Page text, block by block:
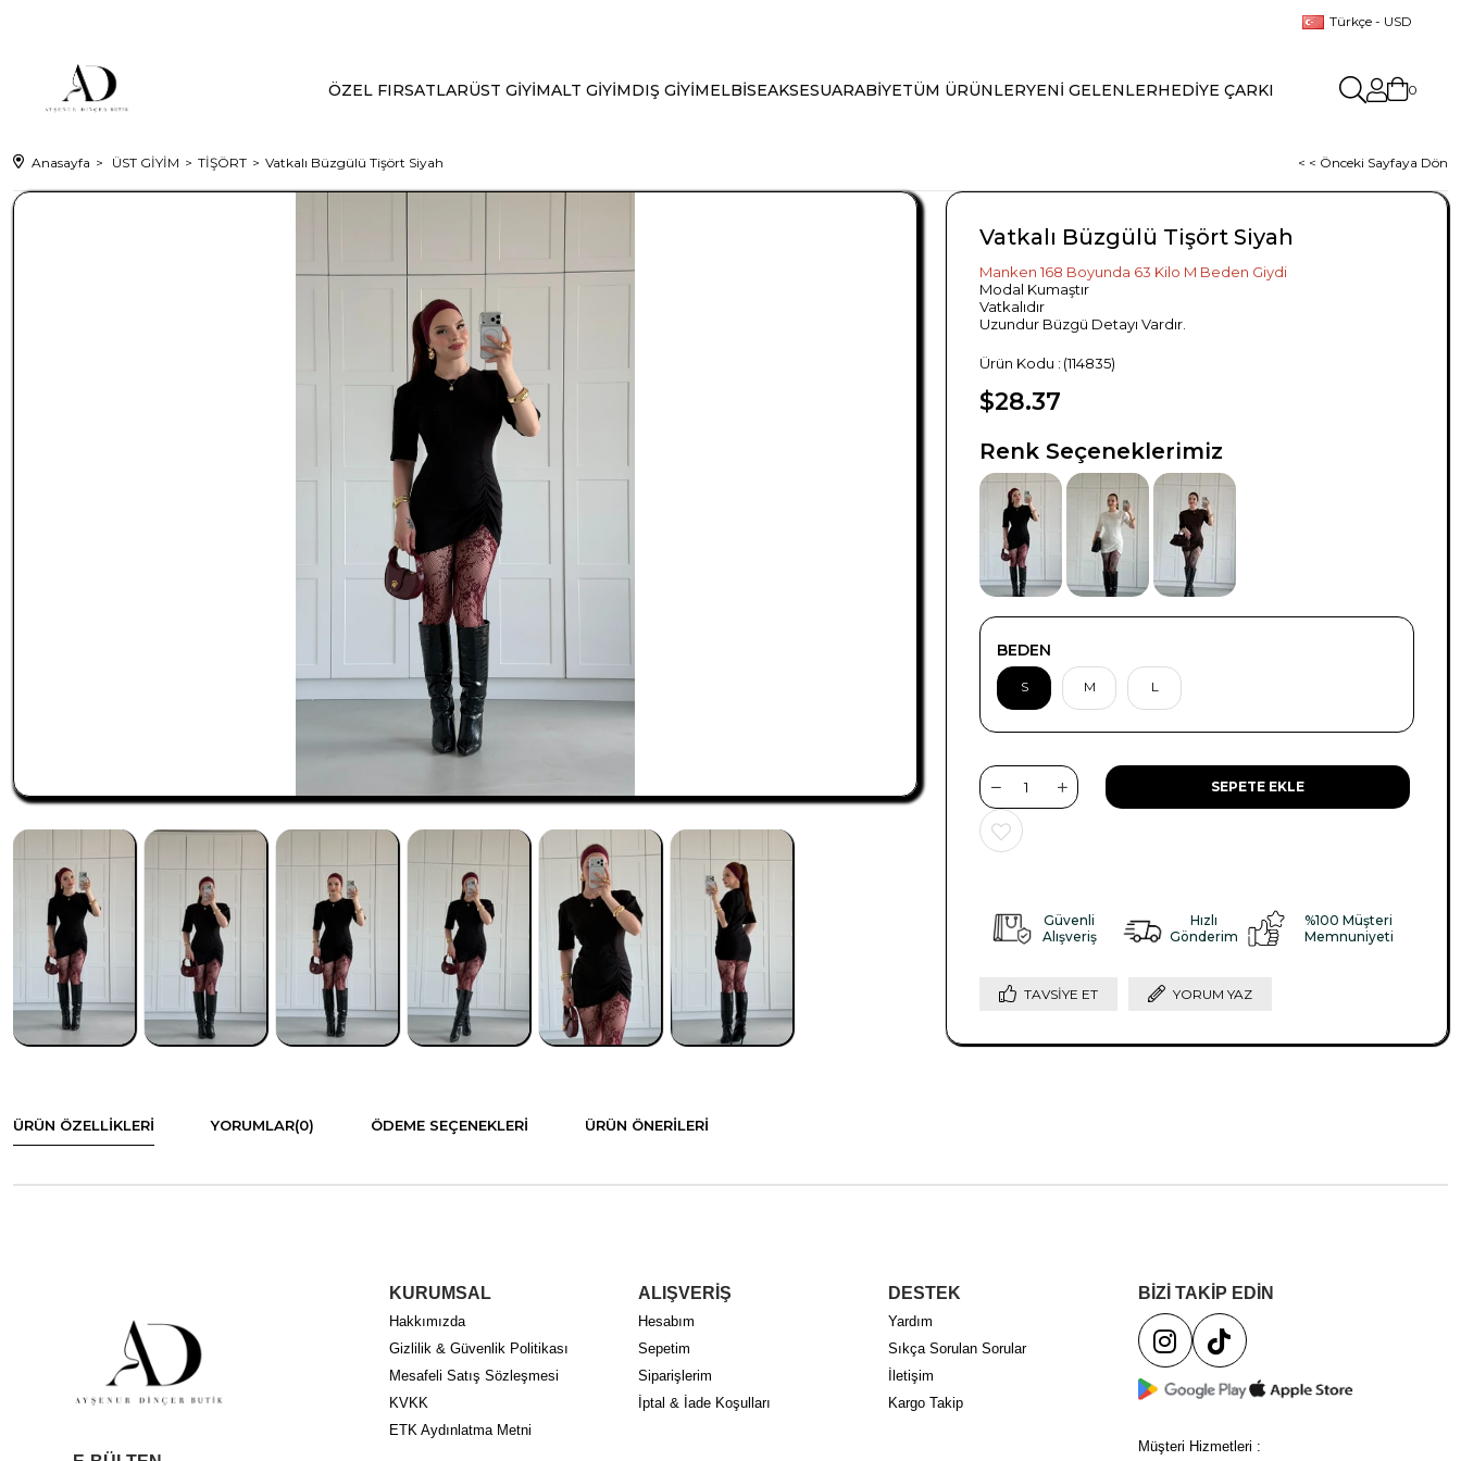
Türkçe - USD
ÖZEL FIRSATLARÜST GİYİMALT GİYİMDIŞ GİYİMELBİSEAKSESUARABİYETÜM ÜRÜNLERYENİ GELENLERHEDİYE ÇARKI 0
Anasayfa ÜST GİYİM TİŞÖRT Vatkalı Büzgülü Tişört Siyah < < Önceki Sayfaya Dön
Vatkalı Büzgülü Tişört Siyah
Manken 168 Boyunda 63 Kilo M Beden Giydi
Modal Kumaştır
Vatkalıdır
Uzundur Büzgü Detayı Vardır.
(114835)
$28.37
Renk Seçeneklerimiz
BEDEN
S M L
Güvenli
Alışveriş
Hızlı
Gönderim
%100 Müşteri
Memnuniyeti
TAVSIYE ET YORUM YAZ
ÜRÜN ÖZELLIKLERI YORUMLAR(0) ÖDEME SEÇENEKLERI ÜRÜN ÖNERILERI
KURUMSAL
Hakkımızda
Gizlilik & Güvenlik Politikası
Mesafeli Satış Sözleşmesi
KVKK
ETK Aydınlatma Metni
ALIŞVERİŞ
Hesabım
Sepetim
Siparişlerim
İptal & İade Koşulları
DESTEK
Yardım
Sıkça Sorulan Sorular
İletişim
Kargo Takip
BİZİ TAKİP EDİN
Müşteri Hizmetleri :